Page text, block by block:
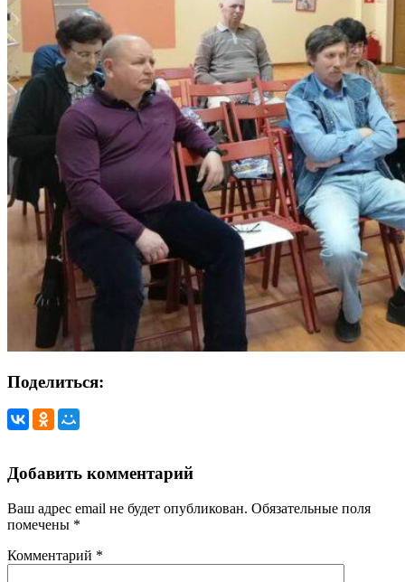
Поделиться:
Добавить комментарий
Ваш адрес email не будет опубликован. Обязательные поля
помечены *
Комментарий *